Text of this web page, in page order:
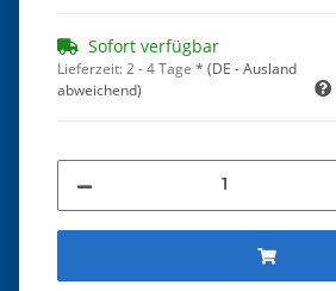
Sofort verfügbar
Lieferzeit:2 - 4 Tage * (DE - Ausland
abweichend)